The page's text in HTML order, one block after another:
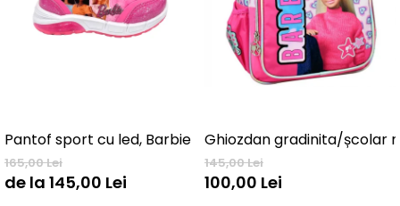
Pantof sport cu led, Barbie
165,00 Lei
de la 145,00 Lei
145,00 Lei
100,00 Lei